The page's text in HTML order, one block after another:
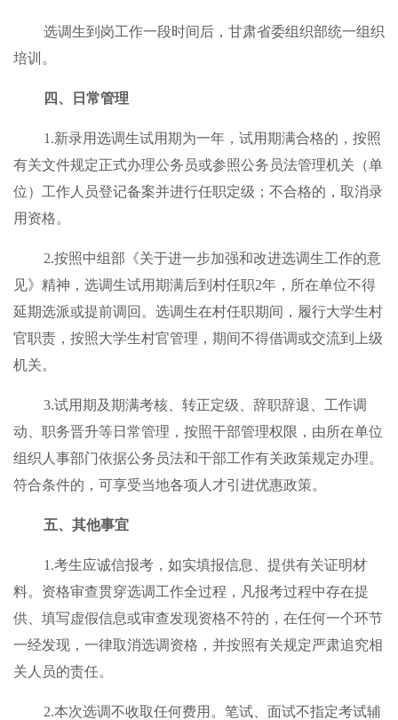
选调生到岗工作一段时间后，甘肃省委组织部统一组织
培训。
四、日常管理
1.新录用选调生试用期为一年，试用期满合格的，按照
有关文件规定正式办理公务员或参照公务员法管理机关（单
位）工作人员登记备案并进行任职定级；不合格的，取消录
用资格。
2.按照中组部《关于进一步加强和改进选调生工作的意
见》精神，选调生试用期满后到村任职2年，所在单位不得
延期选派或提前调回。选调生在村任职期间，履行大学生村
官职责，按照大学生村官管理，期间不得借调或交流到上级
机关。
3.试用期及期满考核、转正定级、辞职辞退、工作调
动、职务晋升等日常管理，按照干部管理权限，由所在单位
组织人事部门依据公务员法和干部工作有关政策规定办理。
符合条件的，可享受当地各项人才引进优惠政策。
五、其他事宜
1.考生应诚信报考，如实填报信息、提供有关证明材
料。资格审查贯穿选调工作全过程，凡报考过程中存在提
供、填写虚假信息或审查发现资格不符的，在任何一个环节
一经发现，一律取消选调资格，并按照有关规定严肃追究相
关人员的责任。
2.本次选调不收取任何费用。笔试、面试不指定考试辅